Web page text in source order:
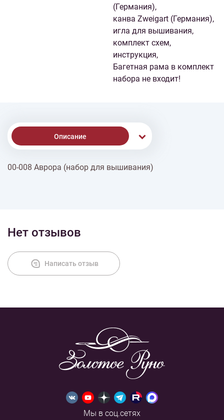
(Германия),
канва Zweigart (Германия),
игла для вышивания,
комплект схем,
инструкция,
Багетная рама в комплект
набора не входит!
Описание
% Скидки
00-008 Аврора (набор для вышивания)
Нет отзывов
Написать отзыв
Мы в соц.сетях